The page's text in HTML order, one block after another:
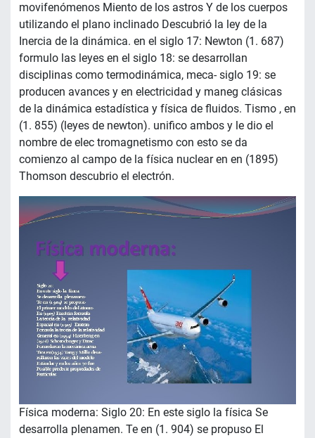
movifenómenos Miento de los astros Y de los cuerpos
utilizando el plano inclinado Descubrió la ley de la
Inercia de la dinámica. en el siglo 17: Newton (1. 687)
formulo las leyes en el siglo 18: se desarrollan
disciplinas como termodinámica, meca- siglo 19: se
producen avances y en electricidad y maneg clásicas
de la dinámica estadística y física de fluidos. Tismo , en
(1. 855) (leyes de newton). unifico ambos y le dio el
nombre de elec tromagnetismo con esto se da
comienzo al campo de la física nuclear en en (1895)
Thomson descubrio el electrón.
Física moderna: Siglo 20: En este siglo la física Se
desarrolla plenamen. Te en (1. 904) se propuso El